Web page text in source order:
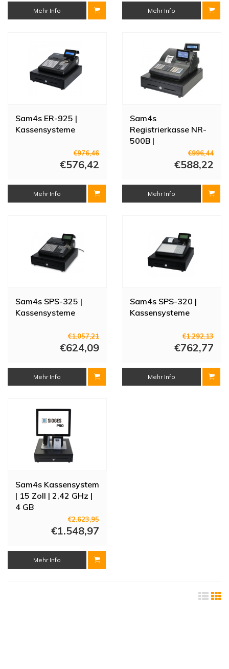
Mehr Info Mehr Info
Sam4s ER-925 |
Kassensysteme
€976,46
€576,42
Mehr Info
Sam4s
Registrierkasse NR-
500B |
Einzelstationsdrucker
| LCD-Anzeige
€996,44
€588,22
Mehr Info
Sam4s SPS-325 |
Kassensysteme
€1.057,21
€624,09
Mehr Info
Sam4s SPS-320 |
Kassensysteme
€1.292,13
€762,77
Mehr Info
Sam4s Kassensystem
| 15 Zoll | 2,42 GHz |
4 GB
€2.623,95
€1.548,97
Mehr Info